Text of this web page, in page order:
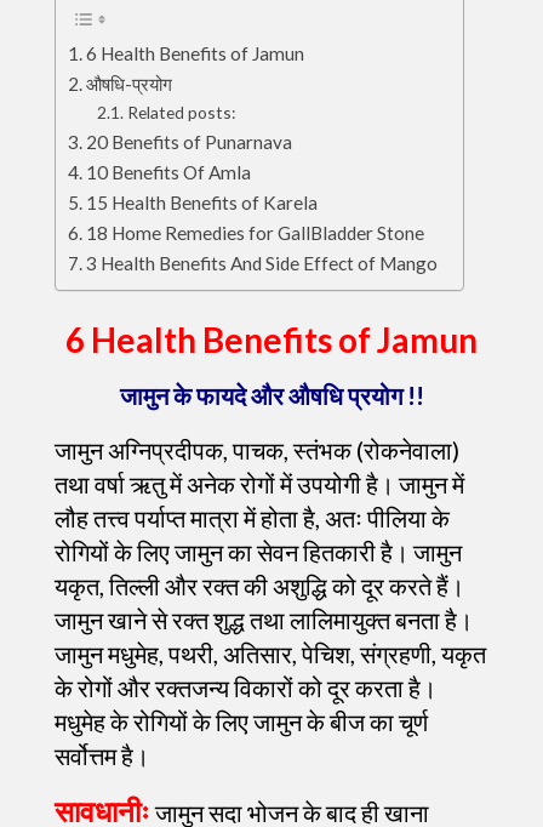
6 Health Benefits of Jamun
औषधि-प्रयोग
Related posts:
20 Benefits of Punarnava
10 Benefits Of Amla
15 Health Benefits of Karela
18 Home Remedies for GallBladder Stone
3 Health Benefits And Side Effect of Mango
6 Health Benefits of Jamun
जामुन के फायदे और औषधि प्रयोग !!
जामुन अग्निप्रदीपक, पाचक, स्तंभक (रोकनेवाला)
तथा वर्षा ऋतु में अनेक रोगों में उपयोगी है। जामुन में
लौह तत्त्व पर्याप्त मात्रा में होता है, अतः पीलिया के
रोगियों के लिए जामुन का सेवन हितकारी है। जामुन
यकृत, तिल्ली और रक्त की अशुद्धि को दूर करते हैं।
जामुन खाने से रक्त शुद्ध तथा लालिमायुक्त बनता है।
जामुन मधुमेह, पथरी, अतिसार, पेचिश, संग्रहणी, यकृत
के रोगों और रक्तजन्य विकारों को दूर करता है।
मधुमेह के रोगियों के लिए जामुन के बीज का चूर्ण
सर्वोत्तम है।
सावधानीःजामुन सदा भोजन के बाद ही खाना